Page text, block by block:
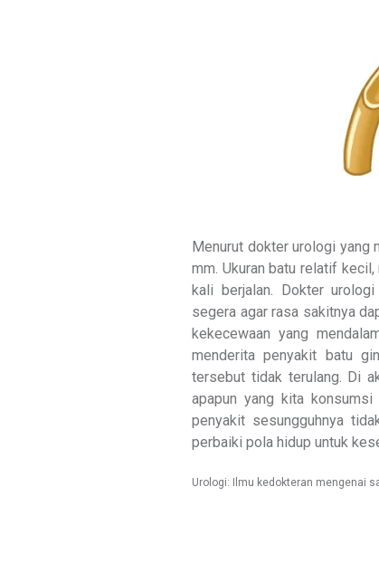
Menurut dokter urologi yang
mm. Ukuran batu relatif
kali berjalan. Dokter
segera agar rasa sakitnya
kekecewaan yang
menderita penyakit batu
tersebut tidak terulang. Di
apapun yang kita konsumsi
penyakit sesungguhnya
perbaiki pola hidup untuk
Urologi: Ilmu kedokteran mengenai